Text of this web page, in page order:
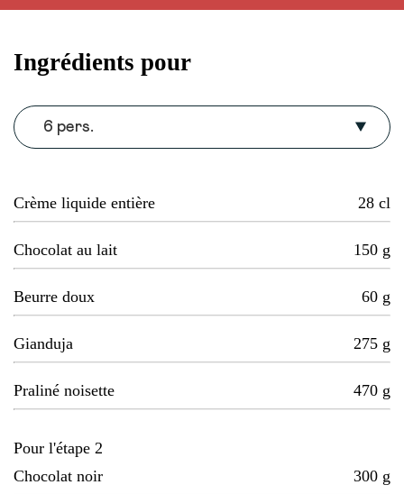
Ingrédients pour
6 pers.
Crème liquide entière 28 cl
Chocolat au lait 150 g
Beurre doux 60 g
Gianduja 275 g
Praliné noisette 470 g
Pour l'étape 2
Chocolat noir
300 g